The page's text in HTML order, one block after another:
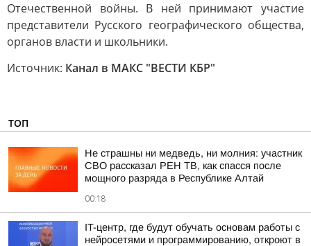
Отечественной войны. В ней принимают участие
представители Русского географического общества,
органов власти и школьники.
Источник: Канал в МАКС "ВЕСТИ КБР"
ТОП
Не страшны ни медведь, ни молния: участник
СВО рассказал РЕН ТВ, как спасся после
мощного разряда в Республике Алтай
00:18
IT-центр, где будут обучать основам работы с
нейросетями и программированию, откроют в